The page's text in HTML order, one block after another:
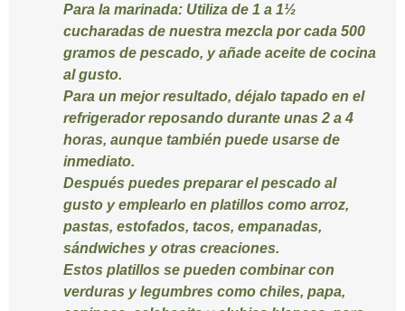
Para la marinada: Utiliza de 1 a 1½
cucharadas de nuestra mezcla por cada 500
gramos de pescado, y añade aceite de cocina
al gusto.
Para un mejor resultado, déjalo tapado en el
refrigerador reposando durante unas 2 a 4
horas, aunque también puede usarse de
inmediato.
Después puedes preparar el pescado al
gusto y emplearlo en platillos como arroz,
pastas, estofados, tacos, empanadas,
sándwiches y otras creaciones.
Estos platillos se pueden combinar con
verduras y legumbres como chiles, papa,